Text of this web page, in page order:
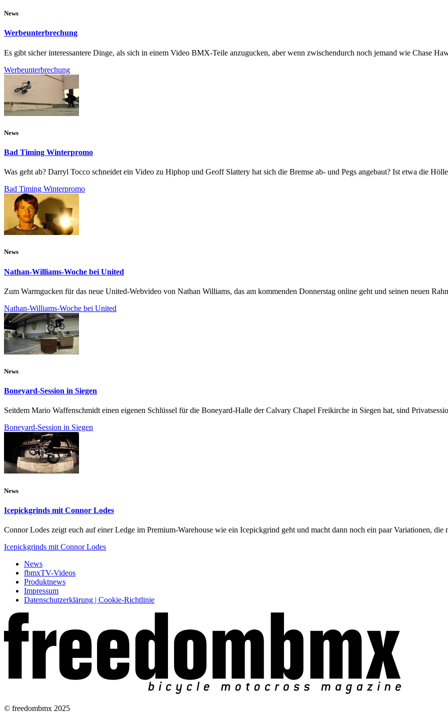
News
Werbeunterbrechung
Es gibt sicher interessantere Dinge, als sich in einem Video BMX-Teile anzugucken, aber wenn zwischendurch noch jemand wie Chase
Werbeunterbrechung
News
Bad Timing Winterpromo
Was geht ab? Darryl Tocco schneidet ein Video zu Hiphop und Geoff Slattery hat sich die Bremse ab- und Pegs angebaut? Ist etwa die
Bad Timing Winterpromo
News
Nathan-Williams-Woche bei United
Zum Warmgucken für das neue United-Webvideo von Nathan Williams, das am kommenden Donnerstag online geht und seinen neuen
Nathan-Williams-Woche bei United
News
Boneyard-Session in Siegen
Seitdem Mario Waffenschmidt einen eigenen Schlüssel für die Boneyard-Halle der Calvary Chapel Freikirche in Siegen hat, sind
Boneyard-Session in Siegen
News
Icepickgrinds mit Connor Lodes
Connor Lodes zeigt euch auf einer Ledge im Premium-Warehouse wie ein Icepickgrind geht und macht dann noch ein paar Variationen, die
Icepickgrinds mit Connor Lodes
News
fbmxTV-Videos
Produktnews
Impressum
Datenschutzerklärung | Cookie-Richtlinie
© freedombmx 2025